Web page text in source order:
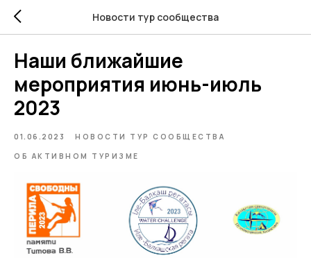
Новости тур сообщества
Наши ближайшие
мероприятия июнь-июль
2023
01.06.2023
НОВОСТИ ТУР СООБЩЕСТВА
ОБ АКТИВНОМ ТУРИЗМЕ